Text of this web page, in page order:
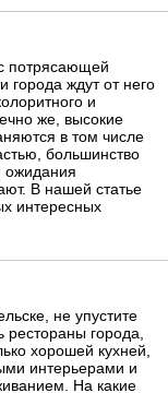
потрясающей
города ждут от него
и
же, высокие
в том числе
большинство
ожидания
В нашей статье
интересных
не упустите
рестораны города,
хорошей кухней,
интерьерами и
На какие